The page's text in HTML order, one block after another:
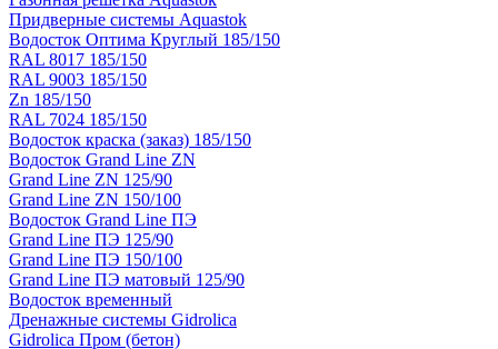
Придверные системы Aquastok
Водосток Оптима Круглый 185/150
RAL 8017 185/150
RAL 9003 185/150
Zn 185/150
RAL 7024 185/150
Водосток краска (заказ) 185/150
Водосток Grand Line ZN
Grand Line ZN 125/90
Grand Line ZN 150/100
Водосток Grand Line ПЭ
Grand Line ПЭ 125/90
Grand Line ПЭ 150/100
Grand Line ПЭ матовый 125/90
Водосток временный
Дренажные системы Gidrolica
Gidrolica Пром (бетон)